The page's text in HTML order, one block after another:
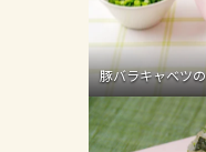
豚バラキャベツ